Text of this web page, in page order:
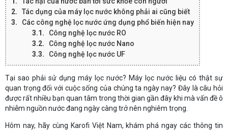
Tác dụng của máy lọc nước không phải ai cũng biết
Các công nghệ lọc nước ứng dụng phổ biến hiện nay
Công nghệ lọc nước RO
Công nghệ lọc nước Nano
Công nghệ lọc nước UF
Tại sao phải sử dụng máy lọc nước? Máy lọc nước liệu có thật sự
quan trọng đối với cuộc sống của chúng ta ngày nay? Đây là câu hỏi
được rất nhiều bạn quan tâm trong thời gian gần đây khi mà vấn đề ô
nhiễm nguồn nước đang ngày càng trở nên nghiêm trọng.
Hôm nay, hãy cùng Karofi Việt Nam, khám phá ngay các thông tin